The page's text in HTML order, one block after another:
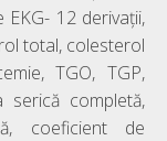
12 derivații,
total, colesterol
TGO, TGP,
serică completă,
coeficient de